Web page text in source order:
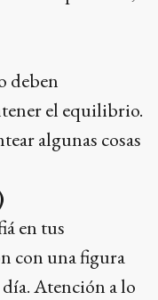
deben
el equilibrio.
algunas cosas
en tus
con una figura
Atención a lo